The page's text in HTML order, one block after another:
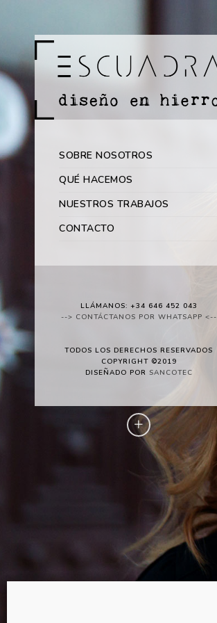
SOBRE NOSOTROS
QUÉ HACEMOS
NUESTROS TRABAJOS
CONTACTO
LLÁMANOS: +34 646 452 043
--> CONTÁCTANOS POR WHATSAPP <--
TODOS LOS DERECHOS RESERVADOS
COPYRIGHT ©2019
DISEÑADO POR SANCOTEC